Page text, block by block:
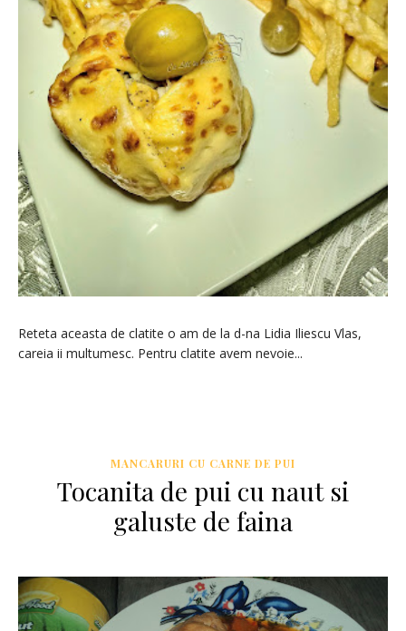
Reteta aceasta de clatite o am de la d-na Lidia Iliescu Vlas,
careia ii multumesc. Pentru clatite avem nevoie...
MANCARURI CU CARNE DE PUI
Tocanita de pui cu naut si
galuste de faina